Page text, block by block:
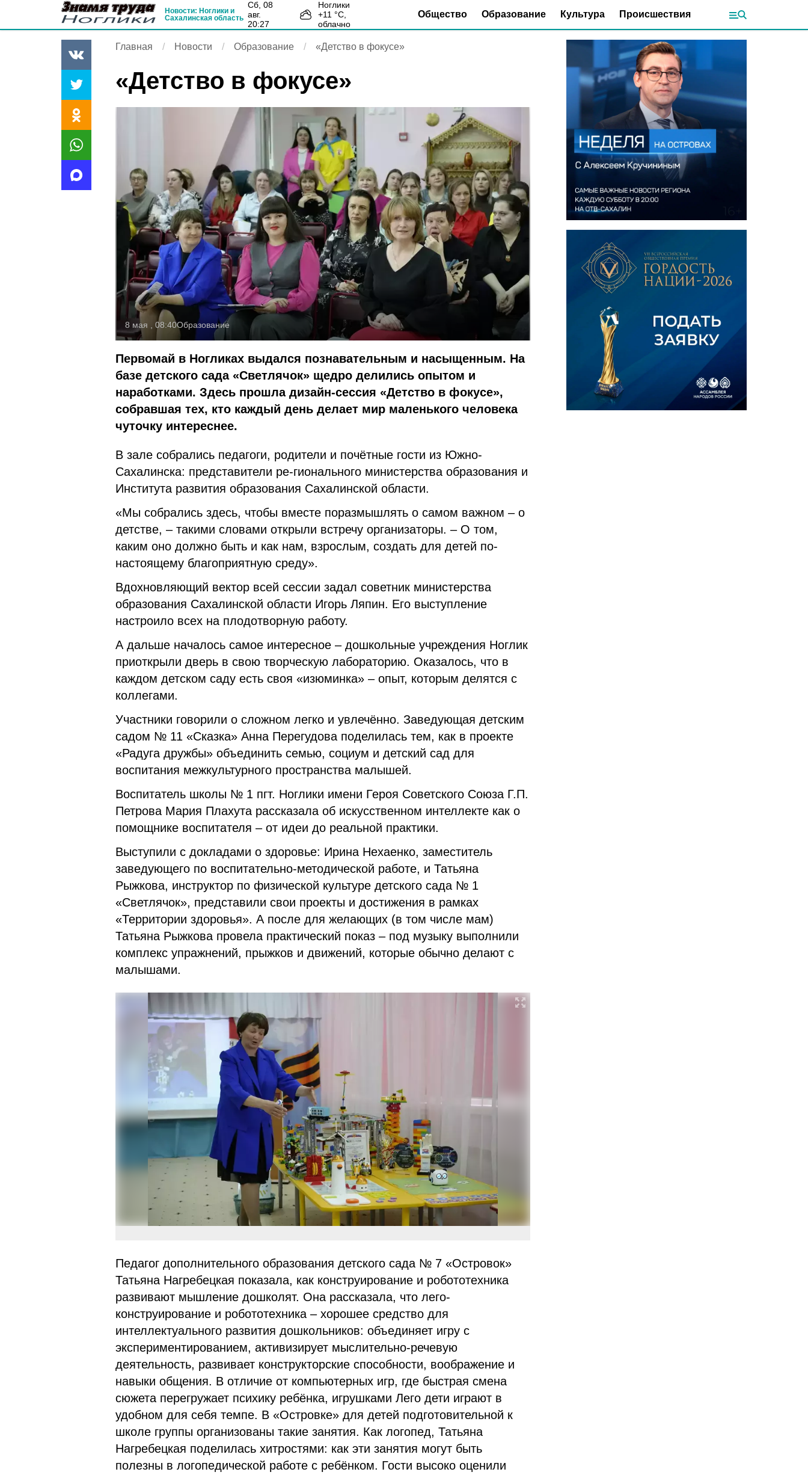
Новости: Ноглики и
Сахалинская область
сб, 08
авг.
20:27
Ноглики
+11 °С,
облачно
Общество Образование Культура Происшествия
Главная Новости Образование «Детство в фокусе»
«Детство в фокусе»
8 мая , 08:40Образование
Первомай в Ногликах выдался познавательным и насыщенным. На
базе детского сада «Светлячок» щедро делились опытом и
наработками. Здесь прошла дизайн-сессия «Детство в фокусе»,
собравшая тех, кто каждый день делает мир маленького человека
чуточку интереснее.
В зале собрались педагоги, родители и почётные гости из Южно-
Сахалинска: представители ре-гионального министерства образования и
Института развития образования Сахалинской области.
«Мы собрались здесь, чтобы вместе поразмышлять о самом важном – о
детстве, – такими словами открыли встречу организаторы. – О том,
каким оно должно быть и как нам, взрослым, создать для детей по-
настоящему благоприятную среду».
Вдохновляющий вектор всей сессии задал советник министерства
образования Сахалинской области Игорь Ляпин. Его выступление
настроило всех на плодотворную работу.
А дальше началось самое интересное – дошкольные учреждения Ноглик
приоткрыли дверь в свою творческую лабораторию. Оказалось, что в
каждом детском саду есть своя «изюминка» – опыт, которым делятся с
коллегами.
Участники говорили о сложном легко и увлечённо. Заведующая детским
садом № 11 «Сказка» Анна Перегудова поделилась тем, как в проекте
«Радуга дружбы» объединить семью, социум и детский сад для
воспитания межкультурного пространства малышей.
Воспитатель школы № 1 пгт. Ноглики имени Героя Советского Союза Г.П.
Петрова Мария Плахута рассказала об искусственном интеллекте как о
помощнике воспитателя – от идеи до реальной практики.
Выступили с докладами о здоровье: Ирина Нехаенко, заместитель
заведующего по воспитательно-методической работе, и Татьяна
Рыжкова, инструктор по физической культуре детского сада № 1
«Светлячок», представили свои проекты и достижения в рамках
«Территории здоровья». А после для желающих (в том числе мам)
Татьяна Рыжкова провела практический показ – под музыку выполнили
комплекс упражнений, прыжков и движений, которые обычно делают с
малышами.
Педагог дополнительного образования детского сада № 7 «Островок»
Татьяна Нагребецкая показала, как конструирование и робототехника
развивают мышление дошколят. Она рассказала, что лего-
конструирование и робототехника – хорошее средство для
интеллектуального развития дошкольников: объединяет игру с
экспериментированием, активизирует мыслительно-речевую
деятельность, развивает конструкторские способности, воображение и
навыки общения. В отличие от компьютерных игр, где быстрая смена
сюжета перегружает психику ребёнка, игрушками Лего дети играют в
удобном для себя темпе. В «Островке» для детей подготовительной к
школе группы организованы такие занятия. Как логопед, Татьяна
Нагребецкая поделилась хитростями: как эти занятия могут быть
полезны в логопедической работе с ребёнком. Гости высоко оценили